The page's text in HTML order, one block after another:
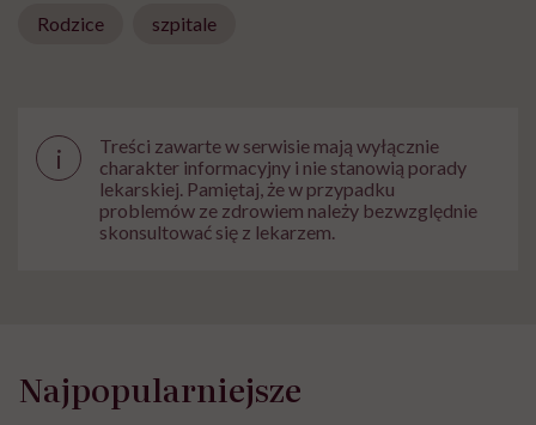
Rodzice szpitale
i
Treści zawarte w serwisie mają wyłącznie
charakter informacyjny i nie stanowią porady
lekarskiej. Pamiętaj, że w przypadku
problemów ze zdrowiem należy bezwzględnie
skonsultować się z lekarzem.
Najpopularniejsze